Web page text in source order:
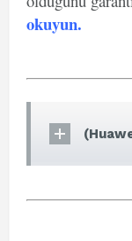
okuyun.